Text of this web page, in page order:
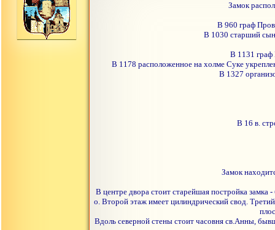
Замок
В 960 граф
В 1030 старший сын
В 1131 граф
В 1178 расположенное на холме Суке
В 1327
В 16 в.
Замок
В центре двора стоит старейшая постройка
о. Второй этаж имеет цилиндрический свод.
Вдоль северной стены стоит часовня св.Анны,